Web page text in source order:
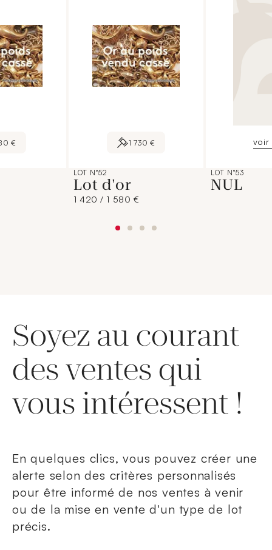
€ 1 730 €
LOT N°52
Lot d'or
1 420 / 1 580 €
voir
LOT N°53
NUL
Soyez au courant
des ventes qui
vous intéressent !
En quelques clics, vous pouvez créer une
alerte selon des critères personnalisés
pour être informé de nos ventes à venir
ou de la mise en vente d'un type de lot
précis.